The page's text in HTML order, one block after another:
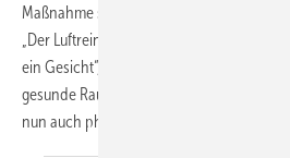
Maßnahme steht nun auch ein AirPurifier
„Der Luftreiniger verleiht dem bereits
ein Gesicht“, erklärt Robert Rettich. „Der
gesunde Raumklima im Salon für unsere
nun auch physisch